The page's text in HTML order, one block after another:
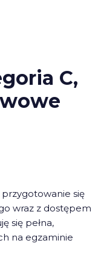
C,
się
wraz z dostępem
się pełna,
na egzaminie